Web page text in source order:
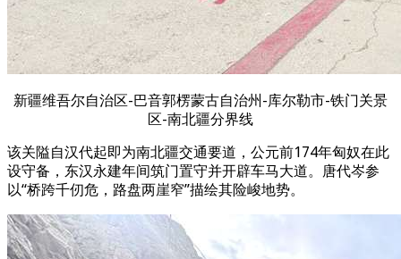
新疆维吾尔自治区-巴音郭楞蒙古自治州-库尔勒市-铁门关景
区-南北疆分界线
该关隘自汉代起即为南北疆交通要道，公元前174年匈奴在此
设守备，东汉永建年间筑门置守并开辟车马大道。唐代岑参
以“桥跨千仞危，路盘两崖窄”描绘其险峻地势。